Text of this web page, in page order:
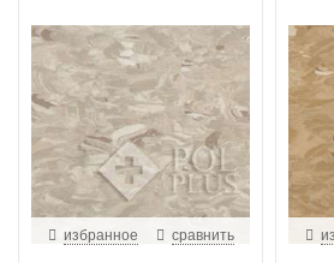
избранное сравнить